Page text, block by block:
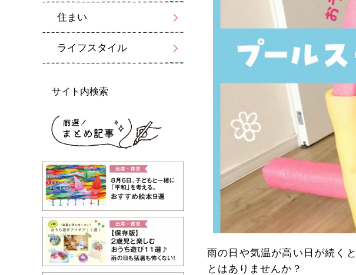
雨の日や気温が高い日が続く
とはありませんか？
住まい
ライフスタイル
サイト内検索